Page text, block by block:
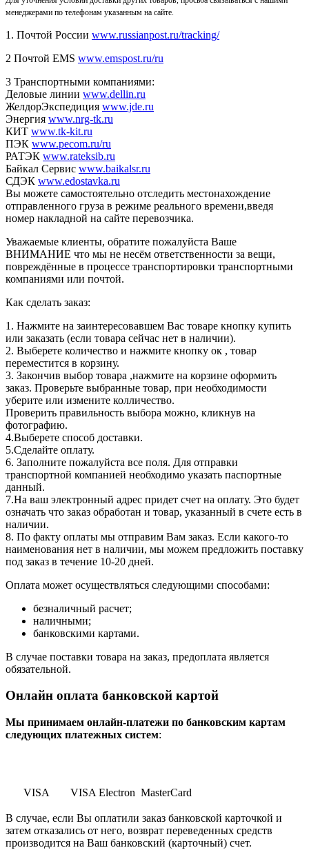
менеджерами по телефонам указанным на сайте.
1. Почтой России www.russianpost.ru/tracking/
2 Почтой EMS www.emspost.ru/ru
3 Транспортными компаниями:
Деловые линии www.dellin.ru
ЖелдорЭкспедиция www.jde.ru
Энергия www.nrg-tk.ru
КИТ www.tk-kit.ru
ПЭК www.pecom.ru/ru
РАТЭК www.rateksib.ru
Байкал Сервис www.baikalsr.ru
СДЭК www.edostavka.ru
Вы можете самостоятельно отследить местонахождение
отправленного груза в режиме реального времени,введя
номер накладной на сайте перевозчика.
Уважаемые клиенты, обратите пожалуйста Ваше
ВНИМАНИЕ что мы не несём ответственности за вещи,
повреждённые в процессе транспортировки транспортными
компаниями или почтой.
Как сделать заказ:
1. Нажмите на заинтересовавшем Вас товаре кнопку купить
или заказать (если товара сейчас нет в наличии).
2. Выберете количество и нажмите кнопку ок , товар
переместится в корзину.
3. Закончив выбор товара ,нажмите на корзине оформить
заказ. Проверьте выбранные товар, при необходимости
уберите или измените колличество.
Проверить правильность выбора можно, кликнув на
фотографию.
4.Выберете способ доставки.
5.Сделайте оплату.
6. Заполните пожалуйста все поля. Для отправки
транспортной компанией необходимо указать паспортные
данный.
7.На ваш электронный адрес придет счет на оплату. Это будет
означать что заказ обработан и товар, указанный в счете есть в
наличии.
8. По факту оплаты мы отправим Вам заказ. Если какого-то
наименования нет в наличии, мы можем предложить поставку
под заказ в течение 10-20 дней.
Оплата может осуществляться следующими способами:
безналичный расчет;
наличными;
банковскими картами.
В случае поставки товара на заказ, предоплата является
обязательной.
Онлайн оплата банковской картой
Мы принимаем онлайн-платежи по банковским картам
cледующих платежных систем:
VISA VISA Electron MasterCard
В случае, если Вы оплатили заказ банковской карточкой и
затем отказались от него, возврат переведенных средств
производится на Ваш банковский (карточный) счет.